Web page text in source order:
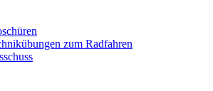
zum Radfahren